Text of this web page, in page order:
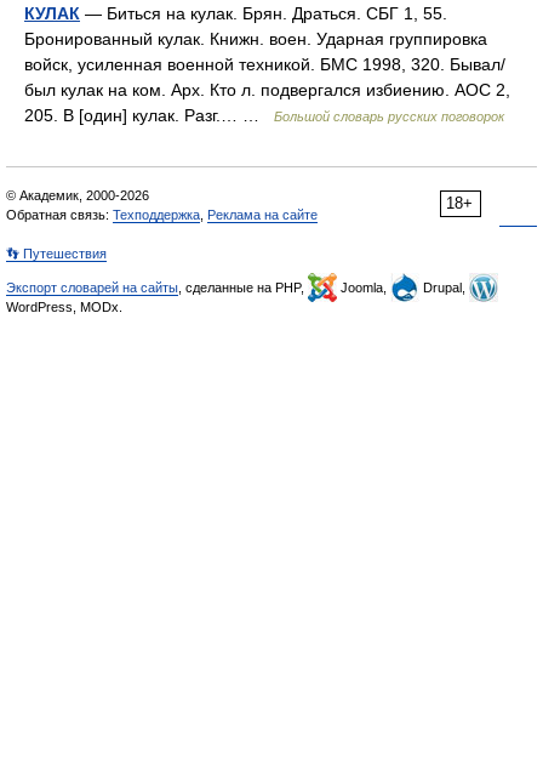
КУЛАК — Биться на кулак. Брян. Драться. СБГ 1, 55.
Бронированный кулак. Книжн. воен. Ударная группировка
войск, усиленная военной техникой. БМС 1998, 320. Бывал/
был кулак на ком. Арх. Кто л. подвергался избиению. АОС 2,
205. В [один] кулак. Разг.… …
Большой словарь русских поговорок
18+
© Академик, 2000-2026
Обратная связь: Техподдержка Реклама на сайте
👣 Путешествия
Экспорт словарей на сайты , сделанные на PHP, Joomla,
Drupal,
WordPress, MODx.